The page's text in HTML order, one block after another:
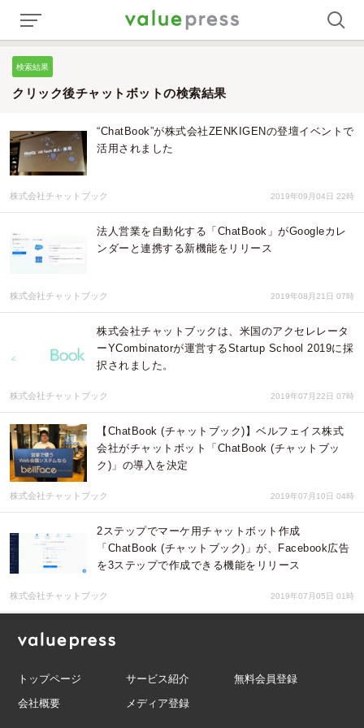
検索結果
クリック後チャットボットの検索結果
“ChatBook”が株式会社ZENKIGENの登壇イベントで
活用されました
株式会社チャットブック 2019年09月04日 22時
法人営業を自動化する「ChatBook」がGoogleカレ
ンダーと連携する新機能をリリース
株式会社チャットブック 2019年08月21日 07時
株式会社チャットブックは、米国のアクセレレータ
ーYCombinatorが運営するStartup School 2019に採
択されました。
株式会社チャットブック 2019年07月22日 07時
【ChatBook (チャットブック)】ベルフェイス株式
会社がチャットボット「ChatBook (チャットブッ
ク)」の導入を決定
株式会社チャットブック 2019年07月10日 04時
2ステップでマーケ用チャットボット作成
「ChatBook (チャットブック)」が、Facebook広告
を3ステップで作成できる機能をリリース
株式会社チャットブック 2019年07月05日 01時
トップページ サービス紹介
無料会員登録
会社概要
メディア登録